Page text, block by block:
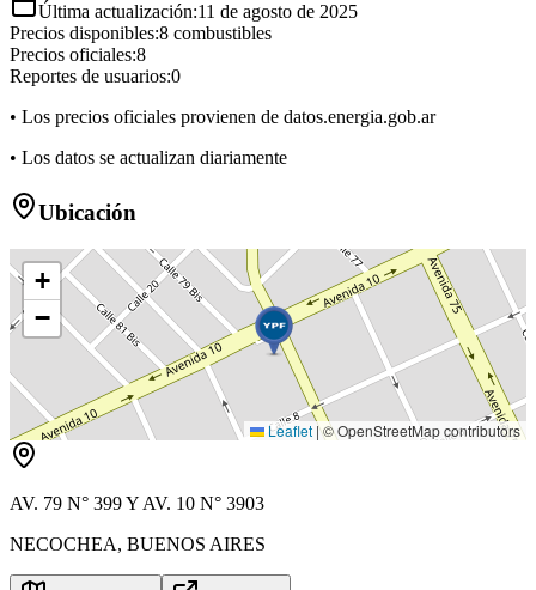
Última actualización:11 de agosto de 2025
Precios disponibles:8 combustibles
Precios oficiales:8
Reportes de usuarios:0
• Los precios oficiales provienen de datos.energia.gob.ar
• Los datos se actualizan diariamente
Ubicación
+
−
Leaflet |© OpenStreetMap contributors
AV. 79 N° 399 Y AV. 10 N° 3903
NECOCHEA, BUENOS AIRES